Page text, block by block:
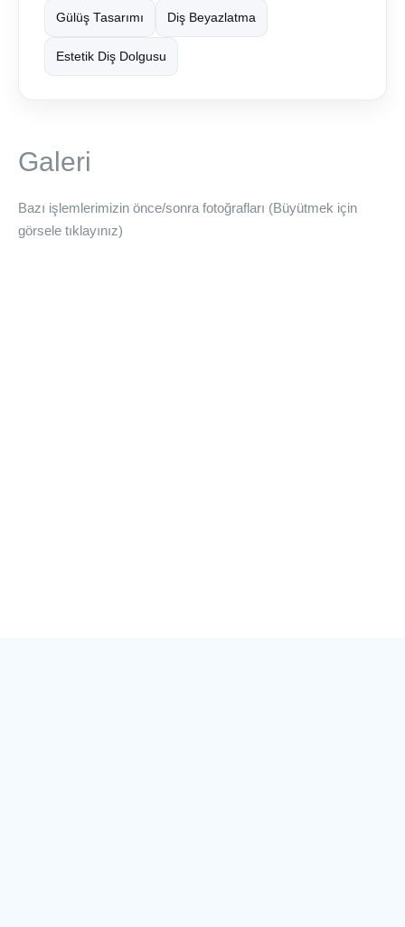
Gülüş Tasarımı Diş Beyazlatma
Estetik Diş Dolgusu
Galeri
Bazı işlemlerimizin önce/sonra fotoğrafları (Büyütmek için
görsele tıklayınız)